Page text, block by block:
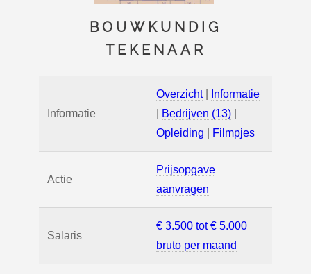
BOUWKUNDIG
TEKENAAR
Informatie
Overzicht|
Informatie
Bedrijven (13)
Opleiding
Filmpjes
Actie
Prijsopgave
aanvragen
Salaris
€ 3.500 tot € 5.000
bruto per maand